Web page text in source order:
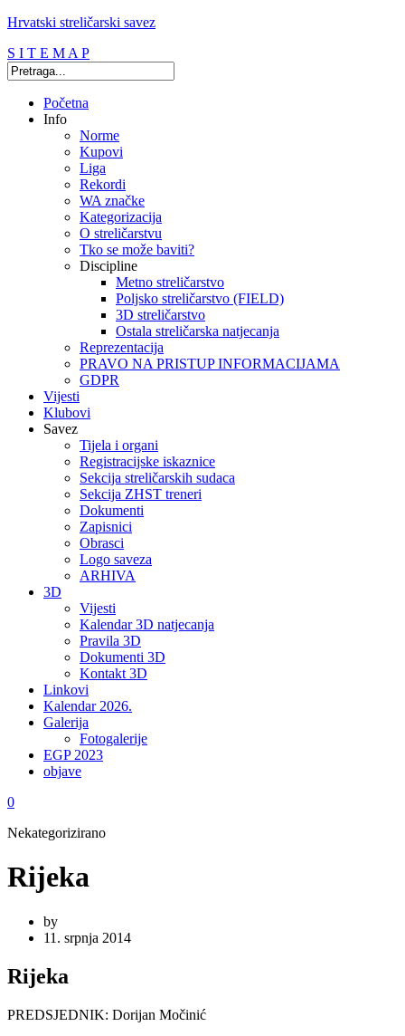
Hrvatski streličarski savez
S I T E M A P
Početna
Info
Norme
Kupovi
Liga
Rekordi
WA značke
Kategorizacija
O streličarstvu
Tko se može baviti?
Discipline
Metno streličarstvo
Poljsko streličarstvo (FIELD)
3D streličarstvo
Ostala streličarska natjecanja
Reprezentacija
PRAVO NA PRISTUP INFORMACIJAMA
GDPR
Vijesti
Klubovi
Savez
Tijela i organi
Registracijske iskaznice
Sekcija streličarskih sudaca
Sekcija ZHST treneri
Dokumenti
Zapisnici
Obrasci
Logo saveza
ARHIVA
3D
Vijesti
Kalendar 3D natjecanja
Pravila 3D
Dokumenti 3D
Kontakt 3D
Linkovi
Kalendar 2026.
Galerija
Fotogalerije
EGP 2023
objave
0
Nekategorizirano
Rijeka
by
11. srpnja 2014
Rijeka
PREDSJEDNIK: Dorijan Močinić